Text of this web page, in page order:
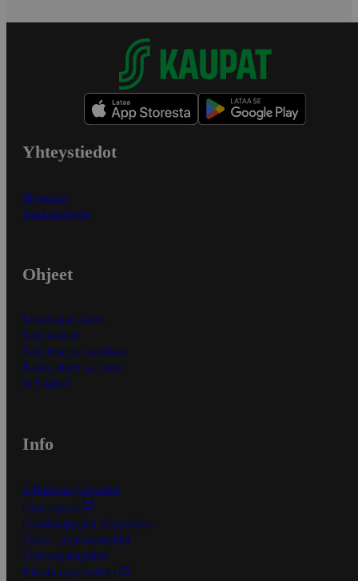
Yhteystiedot
Myymälät
Asiakaspalvelu
Ohjeet
Ensitilaajan ohjeet
Näin maksat
Näin tilaat ja muokkaat
Kaikki ohjeet ja vinkit
In English
Info
S-Business yrityksille
Oiva-raportit
Osuuskauppojen yhteystiedot
Tilaus- ja toimitusehdot
Tietosuojakäytäntö
Palvelun käyttöehdot